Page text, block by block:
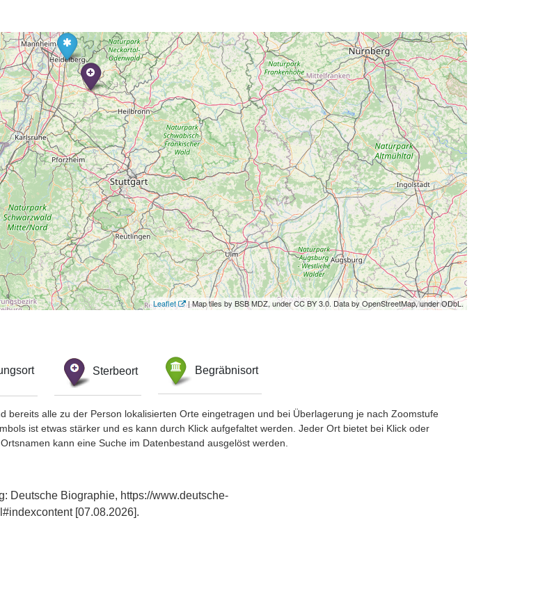
Leaflet | Map tiles by BSB MDZ, under CC BY 3.0. Data by OpenStreetMap, under ODbL.
Sterbeort Begräbnisort
bereits alle zu der Person lokalisierten Orte eingetragen und bei Überlagerung je nach Zoomstufe
ist etwas stärker und es kann durch Klick aufgefaltet werden. Jeder Ort bietet bei Klick oder
kann eine Suche im Datenbestand ausgelöst werden.
Deutsche Biographie, https://www.deutsche-
[07.08.2026].